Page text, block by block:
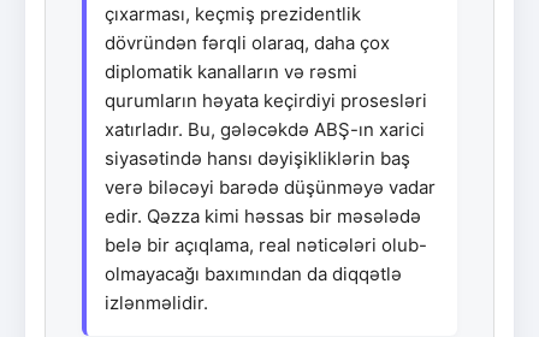
çıxarması, keçmiş prezidentlik
dövründən fərqli olaraq, daha çox
diplomatik kanalların və rəsmi
qurumların həyata keçirdiyi prosesləri
xatırladır. Bu, gələcəkdə ABŞ-ın xarici
siyasətində hansı dəyişikliklərin baş
verə biləcəyi barədə düşünməyə vadar
edir. Qəzza kimi həssas bir məsələdə
belə bir açıqlama, real nəticələri olub-
olmayacağı baxımından da diqqətlə
izlənməlidir.